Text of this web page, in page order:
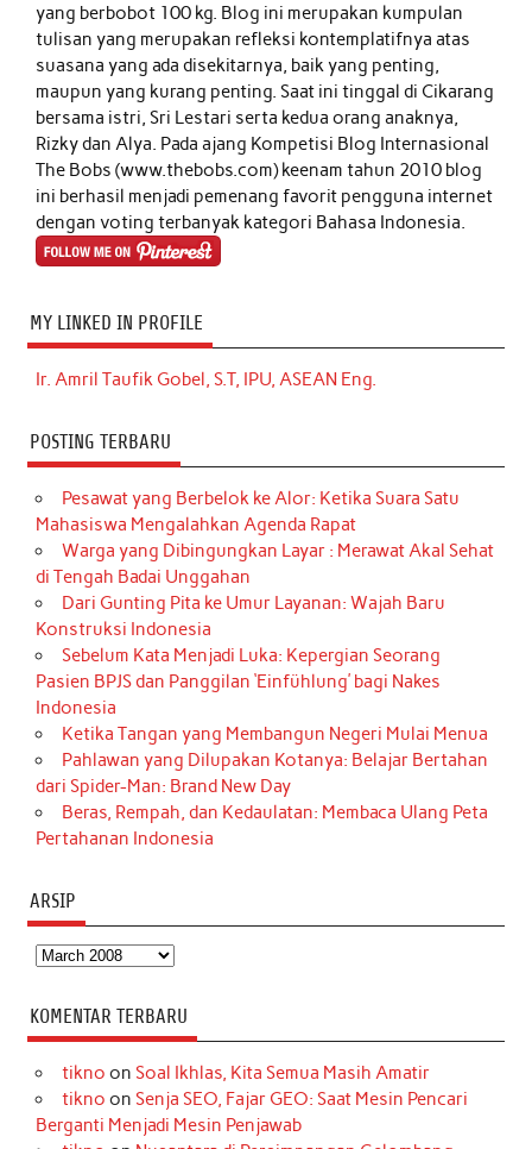
yang berbobot 100 kg. Blog ini merupakan kumpulan
tulisan yang merupakan refleksi kontemplatifnya atas
suasana yang ada disekitarnya, baik yang penting,
maupun yang kurang penting. Saat ini tinggal di Cikarang
bersama istri, Sri Lestari serta kedua orang anaknya,
Rizky dan Alya. Pada ajang Kompetisi Blog Internasional
The Bobs (www.thebobs.com) keenam tahun 2010 blog
ini berhasil menjadi pemenang favorit pengguna internet
dengan voting terbanyak kategori Bahasa Indonesia.
MY LINKED IN PROFILE
Ir. Amril Taufik Gobel, S.T, IPU, ASEAN Eng.
POSTING TERBARU
Pesawat yang Berbelok ke Alor: Ketika Suara Satu
Mahasiswa Mengalahkan Agenda Rapat
Warga yang Dibingungkan Layar : Merawat Akal Sehat
di Tengah Badai Unggahan
Dari Gunting Pita ke Umur Layanan: Wajah Baru
Konstruksi Indonesia
Sebelum Kata Menjadi Luka: Kepergian Seorang
Pasien BPJS dan Panggilan ‘Einfühlung’ bagi Nakes
Indonesia
Ketika Tangan yang Membangun Negeri Mulai Menua
Pahlawan yang Dilupakan Kotanya: Belajar Bertahan
dari Spider-Man: Brand New Day
Beras, Rempah, dan Kedaulatan: Membaca Ulang Peta
Pertahanan Indonesia
ARSIP
Arsip
KOMENTAR TERBARU
tikno on Soal Ikhlas, Kita Semua Masih Amatir
tikno on Senja SEO, Fajar GEO: Saat Mesin Pencari
Berganti Menjadi Mesin Penjawab